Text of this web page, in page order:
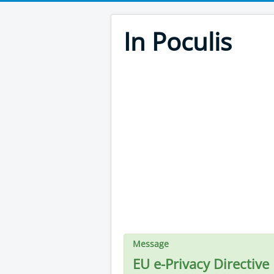
In Poculis
Message
EU e-Privacy Directive